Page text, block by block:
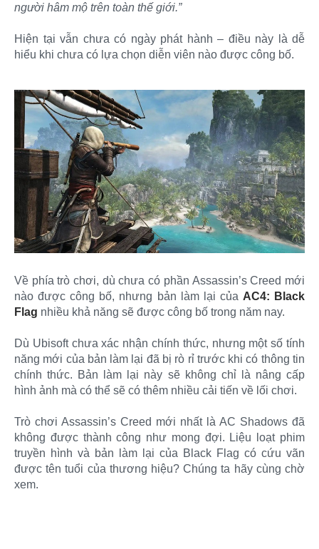
người hâm mộ trên toàn thế giới.”
Hiện tại vẫn chưa có ngày phát hành – điều này là dễ
hiểu khi chưa có lựa chọn diễn viên nào được công bố.
Về phía trò chơi, dù chưa có phần Assassin’s Creed mới
nào được công bố, nhưng bản làm lại của AC4: Black
Flag nhiều khả năng sẽ được công bố trong năm nay.
Dù Ubisoft chưa xác nhận chính thức, nhưng một số tính
năng mới của bản làm lại đã bị rò rỉ trước khi có thông tin
chính thức. Bản làm lại này sẽ không chỉ là nâng cấp
hình ảnh mà có thể sẽ có thêm nhiều cải tiến về lối chơi.
Trò chơi Assassin’s Creed mới nhất là AC Shadows đã
không được thành công như mong đợi. Liệu loạt phim
truyền hình và bản làm lại của Black Flag có cứu vãn
được tên tuổi của thương hiệu? Chúng ta hãy cùng chờ
xem.​